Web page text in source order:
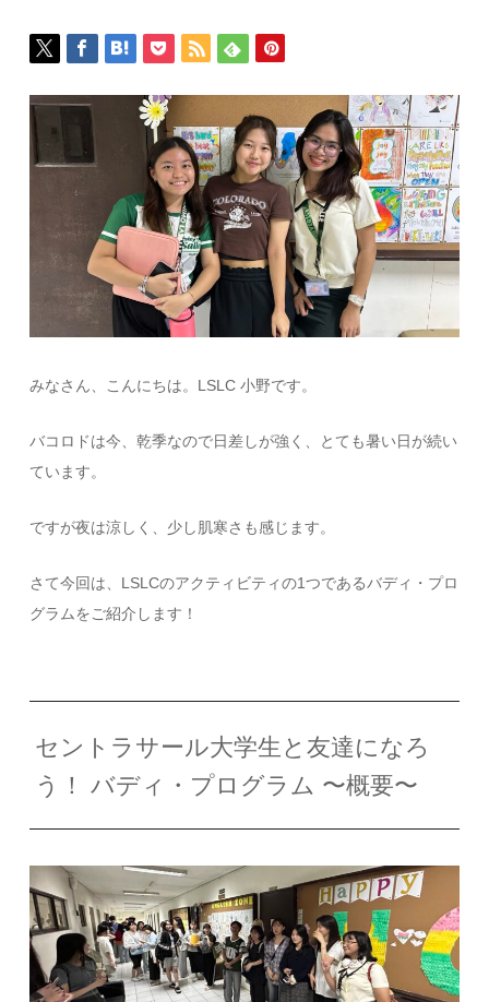
みなさん、こんにちは。LSLC 小野です。
バコロドは今、乾季なので日差しが強く、とても暑い日が続い
ています。
ですが夜は涼しく、少し肌寒さも感じます。
さて今回は、LSLCのアクティビティの1つであるバディ・プロ
グラムをご紹介します！
セントラサール大学生と友達になろ
う！ バディ・プログラム 〜概要〜